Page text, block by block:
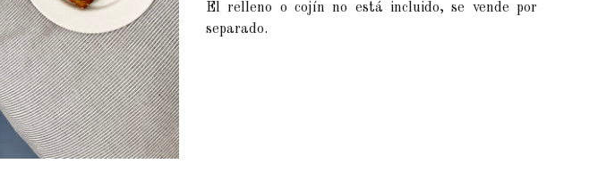
El relleno o cojín no está incluido, se vende por
separado.